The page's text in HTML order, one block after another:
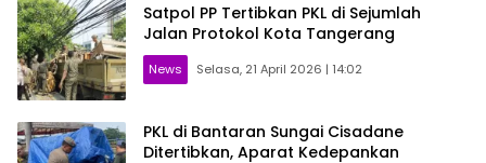
Satpol PP Tertibkan PKL di Sejumlah
Jalan Protokol Kota Tangerang
News Selasa, 21 April 2026 | 14:02
PKL di Bantaran Sungai Cisadane
Ditertibkan, Aparat Kedepankan